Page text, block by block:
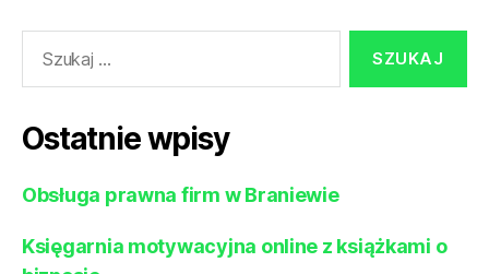
Ostatnie wpisy
Obsługa prawna firm w Braniewie
Księgarnia motywacyjna online z książkami o